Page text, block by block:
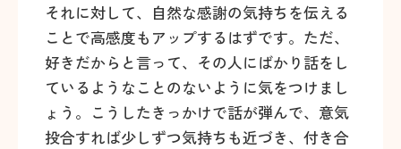
それに対して、自然な感謝の気持ちを伝える
ことで高感度もアップするはずです。ただ、
好きだからと言って、その人にばかり話をし
ているようなことのないように気をつけまし
ょう。こうしたきっかけで話が弾んで、意気
投合すれば少しずつ気持ちも近づき、付き合